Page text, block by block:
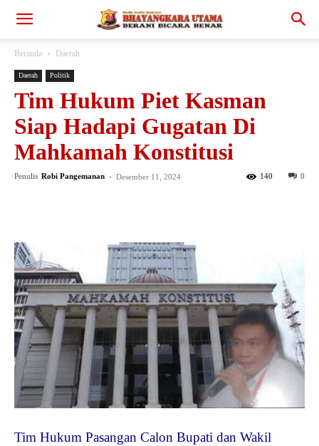
Beranda Daerah
Daerah Politik
Tim Hukum Piet Kasman
Siap Hadapi Gugatan Di
Mahkamah Konstitusi
Penulis Robi Pangemanan - Desember 11, 2024 0
140
Tim Hukum Pasangan Calon Bupati dan Wakil